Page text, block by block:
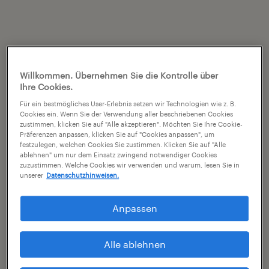
Willkommen. Übernehmen Sie die Kontrolle über
Ihre Cookies.
Für ein bestmögliches User-Erlebnis setzen wir Technologien wie z. B.
Cookies ein. Wenn Sie der Verwendung aller beschriebenen Cookies
zustimmen, klicken Sie auf "Alle akzeptieren". Möchten Sie Ihre Cookie-
Präferenzen anpassen, klicken Sie auf "Cookies anpassen", um
festzulegen, welchen Cookies Sie zustimmen. Klicken Sie auf "Alle
ablehnen" um nur dem Einsatz zwingend notwendiger Cookies
zuzustimmen. Welche Cookies wir verwenden und warum, lesen Sie in
unserer Datenschutzhinweisen.
Anpassen
Alle ablehnen